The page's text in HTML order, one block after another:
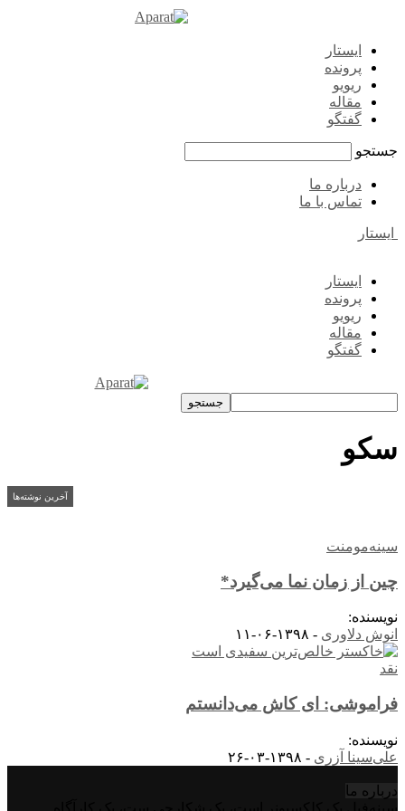
ایستار
پرونده
ریویو
مقاله
گفتگو
جستجو
درباره ما
تماس با ما
ایستار
ایستار
پرونده
ریویو
مقاله
گفتگو
سکو
آخرین نوشته‌ها
سینه‌مومنت
چین از زمان نما می‌گیرد*
نویسنده:
انوش دلاوری - ۱۳۹۸-۰۶-۱۱
نقد
فراموشی: ای کاش می‌دانستم
نویسنده:
علی‌سینا آزری - ۱۳۹۸-۰۳-۲۶
درباره‌ ما